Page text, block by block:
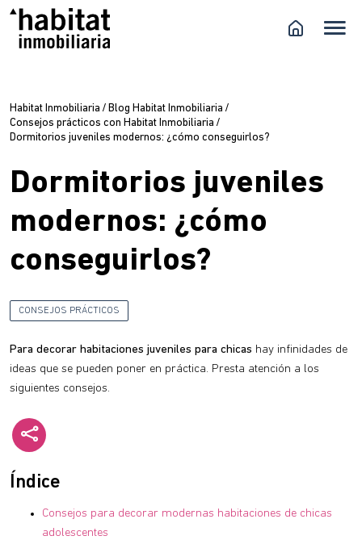
Habitat Inmobiliaria / Blog Habitat Inmobiliaria /
Consejos prácticos con Habitat Inmobiliaria /
Dormitorios juveniles modernos: ¿cómo conseguirlos?
Dormitorios juveniles
modernos: ¿cómo
conseguirlos?
CONSEJOS PRÁCTICOS
Para decorar habitaciones juveniles para chicas hay infinidades de
ideas que se pueden poner en práctica. Presta atención a los
siguientes consejos.
Índice
Consejos para decorar modernas habitaciones de chicas
adolescentes